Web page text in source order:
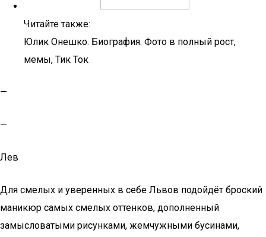
Читайте также:
Юлик Онешко. Биография. Фото в полный рост,
мемы, Тик Ток
—
—
Лев
Для смелых и уверенных в себе Львов подойдёт броский
маникюр самых смелых оттенков, дополненный
замысловатыми рисунками, жемчужными бусинами,